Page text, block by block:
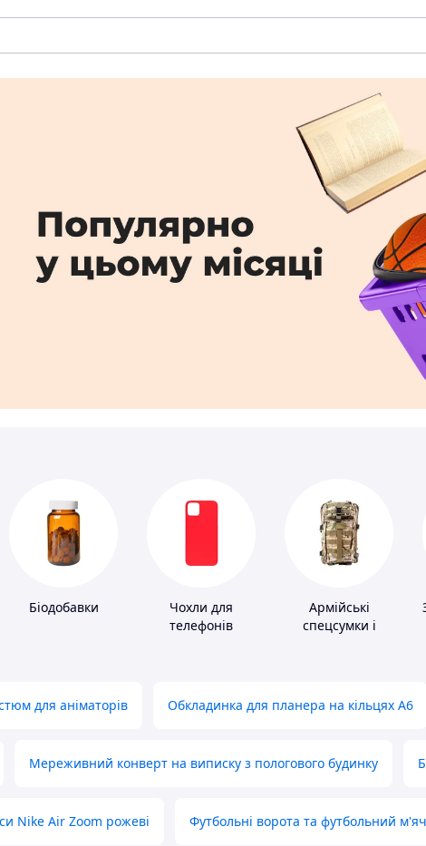
Біодобавки
Чохли для
телефонів
Армійські
спецсумки і
для аніматорів Обкладинка для планера на кільцях А6
Мереживний конверт на виписку з пологового будинку
Nike Air Zoom рожеві Футбольні ворота та футбольний м'яч